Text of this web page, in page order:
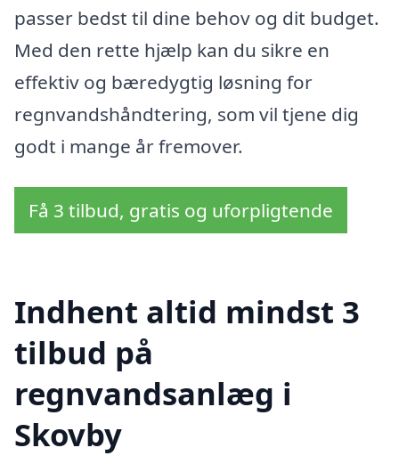
passer bedst til dine behov og dit budget.
Med den rette hjælp kan du sikre en
effektiv og bæredygtig løsning for
regnvandshåndtering, som vil tjene dig
godt i mange år fremover.
Få 3 tilbud, gratis og uforpligtende
Indhent altid mindst 3
tilbud på
regnvandsanlæg i
Skovby